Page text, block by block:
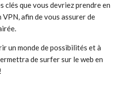
clés que vous devriez prendre en
VPN, afin de vous assurer de
un monde de possibilités et à
de surfer sur le web en